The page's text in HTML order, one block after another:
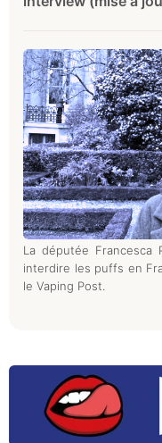
La députée
interdire les puffs en
le Vaping Post.